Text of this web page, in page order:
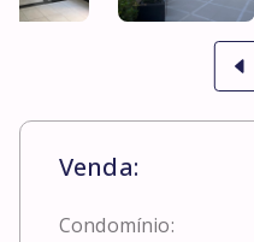
Venda:
Condomínio: